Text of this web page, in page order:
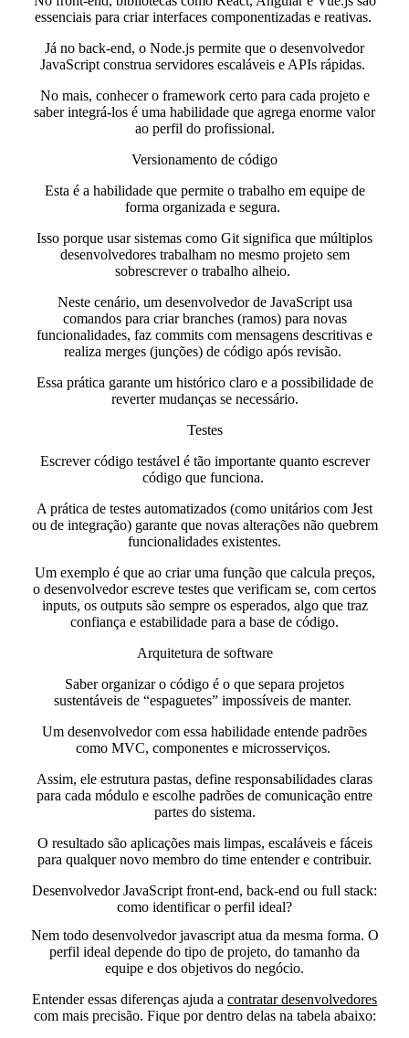
essenciais para criar interfaces componentizadas e reativas.
Já no back-end, o Node.js permite que o desenvolvedor
JavaScript construa servidores escaláveis e APIs rápidas.
No mais, conhecer o framework certo para cada projeto e
saber integrá-los é uma habilidade que agrega enorme valor
ao perfil do profissional.
Versionamento de código
Esta é a habilidade que permite o trabalho em equipe de
forma organizada e segura.
Isso porque usar sistemas como Git significa que múltiplos
desenvolvedores trabalham no mesmo projetosem
sobrescrever o trabalho alheio.
Neste cenário, um desenvolvedor de JavaScript usa
comandos para criar branches (ramos) para novas
funcionalidades, faz commits com mensagens descritivas e
realiza merges (junções) de código após revisão.
Essa prática garante um histórico claro e a possibilidade de
reverter mudanças se necessário.
Testes
Escrever código testável é tão importante quanto escrever
código que funciona.
A prática de testes automatizados (como unitários com Jest
ou de integração) garante que novas alterações não quebrem
funcionalidades existentes.
Um exemplo é que ao criar uma função que calcula preços,
o desenvolvedor escreve testes que verificam se, com certos
inputs, os outputs são sempre os esperados, algo que traz
confiança e estabilidade para a base de código.
Arquitetura de software
Saber organizar o código é o que separa projetos
sustentáveis de “espaguetes” impossíveis de manter.
Um desenvolvedor com essa habilidade entende padrões
como MVC, componentes e microsserviços.
Assim, ele estrutura pastas, define responsabilidades claras
para cada módulo e escolhe padrões de comunicação entre
partes do sistema.
O resultado são aplicações mais limpas, escaláveis e fáceis
para qualquer novo membro do time entender e contribuir.
Desenvolvedor JavaScript front-end, back-end ou full stack:
como identificar o perfil ideal?
Nem todo desenvolvedor javascript atua da mesma forma. O
perfil ideal depende do tipo de projeto, do tamanho da
equipe e dos objetivos do negócio.
Entender essas diferenças ajuda a contratar desenvolvedores
com mais precisão. Fique por dentro delas na tabela abaixo: